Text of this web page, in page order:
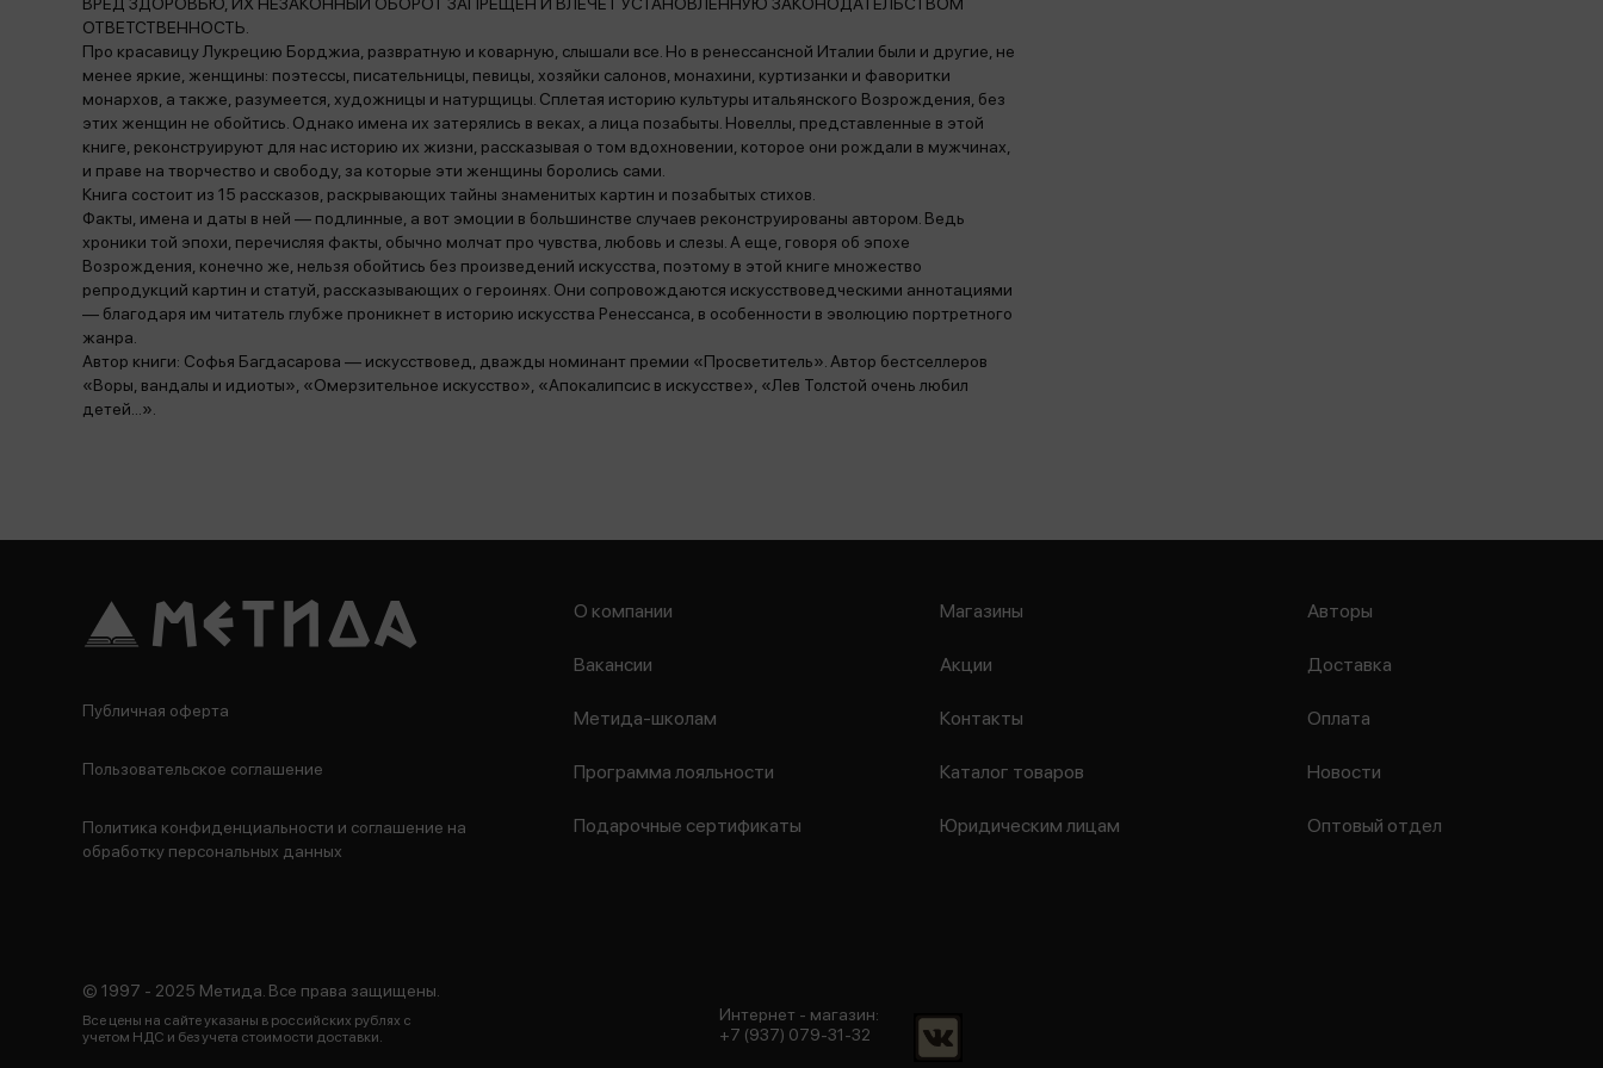
ОТВЕТСТВЕННОСТЬ.
Про красавицу Лукрецию Борджиа, развратную и коварную, слышали все. Но в ренессансной Италии были и другие, не
менее яркие, женщины: поэтессы, писательницы, певицы, хозяйки салонов, монахини, куртизанки и фаворитки
монархов, а также, разумеется, художницы и натурщицы. Сплетая историю культуры итальянского Возрождения, без
этих женщин не обойтись. Однако имена их затерялись в веках, а лица позабыты. Новеллы, представленные в этой
книге, реконструируют для нас историю их жизни, рассказывая о том вдохновении, которое они рождали в мужчинах,
и праве на творчество и свободу, за которые эти женщины боролись сами.
Книга состоит из 15 рассказов, раскрывающих тайны знаменитых картин и позабытых стихов.
Факты, имена и даты в ней — подлинные, а вот эмоции в большинстве случаев реконструированы автором. Ведь
хроники той эпохи, перечисляя факты, обычно молчат про чувства, любовь и слезы. А еще, говоря об эпохе
Возрождения, конечно же, нельзя обойтись без произведений искусства, поэтому в этой книге множество
репродукций картин и статуй, рассказывающих о героинях. Они сопровождаются искусствоведческими аннотациями
— благодаря им читатель глубже проникнет в историю искусства Ренессанса, в особенности в эволюцию портретного
жанра.
Автор книги: Софья Багдасарова — искусствовед, дважды номинант премии «Просветитель». Автор бестселлеров
«Воры, вандалы и идиоты», «Омерзительное искусство», «Апокалипсис в искусстве», «Лев Толстой очень любил
детей...».
О компании
Вакансии
Метида-школам
Программа лояльности
Подарочные сертификаты
Магазины
Акции
Контакты
Каталог товаров
Юридическим лицам
Авторы
Доставка
Оплата
Новости
Оптовый отдел
Публичная оферта
Пользовательское соглашение
Политика конфиденциальности и соглашение на
обработку персональных данных
© 1997 - 2025 Метида. Все права защищены.
Все цены на сайте указаны в российских рублях с
учетом НДС и без учета стоимости доставки.
Интернет - магазин:
+7 (937) 079-31-32